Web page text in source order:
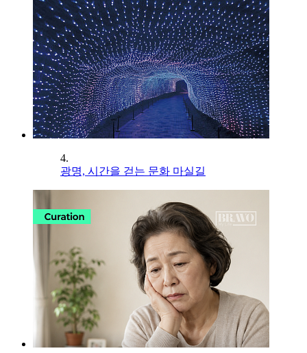
4.
광명, 시간을 걷는 문화 마실길